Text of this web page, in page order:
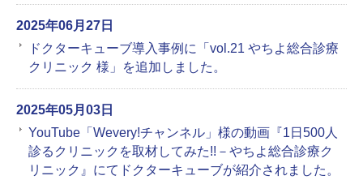
2025年06月27日
ドクターキューブ導入事例に「vol.21 やちよ総合診療
クリニック 様」を追加しました。
2025年05月03日
YouTube「Wevery!チャンネル」様の動画『1日500人
診るクリニックを取材してみた!!－やちよ総合診療ク
リニック』にてドクターキューブが紹介されました。